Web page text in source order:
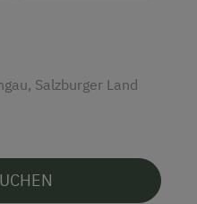
Salzburger Land